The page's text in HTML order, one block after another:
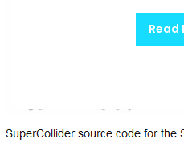
Read